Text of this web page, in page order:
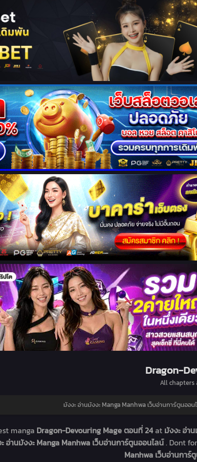
Dragon-
All chapters
มังงะ อ่านมังงะ Manga Manhwa เว็บอ่านการ์ตูนออน
manga Dragon-Devouring Mage ตอนที่ 24at มังงะ อ่า
อ่านมังงะ Manga Manhwa เว็บอ่านการ์ตูนออนไลน์. Dont
Manhwa เว็บอ่านการ์